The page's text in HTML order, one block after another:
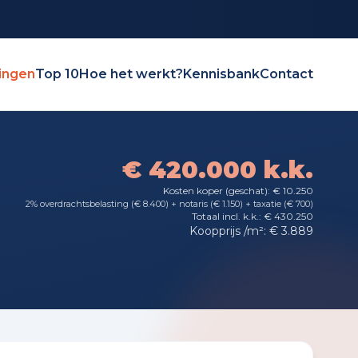
Top 10Hoe het werkt?KennisbankContact
€ 420.000 k.k.
Kosten koper (geschat): € 10.250
2% overdrachtsbelasting (€ 8.400) + notaris (€ 1.150) + taxatie (€ 700)
Totaal incl. k.k.: € 430.250
Koopprijs /m²: € 3.889